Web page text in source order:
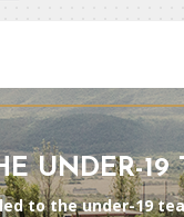
UNDER-19
to the under-19